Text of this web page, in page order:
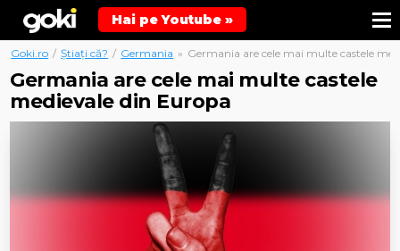
Hai pe Youtube »
Goki.ro / Știați că? / Germania » Germania are cele mai multe castele
Germania are cele mai multe castele
medievale din Europa